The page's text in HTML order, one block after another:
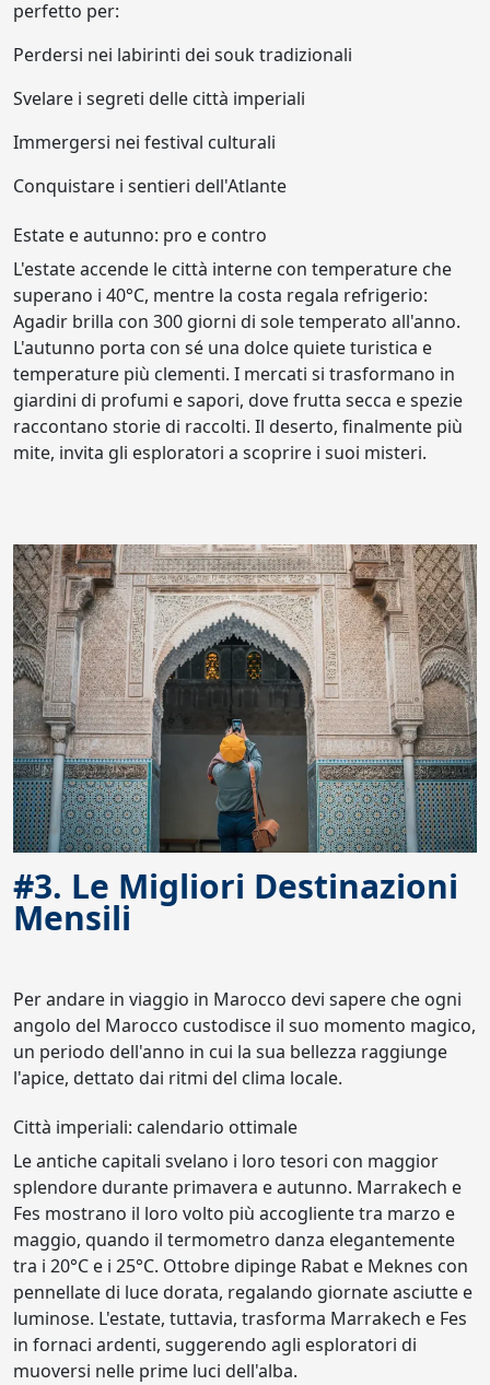
perfetto per:
Perdersi nei labirinti dei souk tradizionali
Svelare i segreti delle città imperiali
Immergersi nei festival culturali
Conquistare i sentieri dell'Atlante
Estate e autunno: pro e contro
L'estate accende le città interne con temperature che
superano i 40°C, mentre la costa regala refrigerio:
Agadir brilla con 300 giorni di sole temperato all'anno.
L'autunno porta con sé una dolce quiete turistica e
temperature più clementi. I mercati si trasformano in
giardini di profumi e sapori, dove frutta secca e spezie
raccontano storie di raccolti. Il deserto, finalmente più
mite, invita gli esploratori a scoprire i suoi misteri.
#3. Le Migliori Destinazioni
Mensili
Per andare in viaggio in Marocco devi sapere che ogni
angolo del Marocco custodisce il suo momento magico,
un periodo dell'anno in cui la sua bellezza raggiunge
l'apice, dettato dai ritmi del clima locale.
Città imperiali: calendario ottimale
Le antiche capitali svelano i loro tesori con maggior
splendore durante primavera e autunno. Marrakech e
Fes mostrano il loro volto più accogliente tra marzo e
maggio, quando il termometro danza elegantemente
tra i 20°C e i 25°C. Ottobre dipinge Rabat e Meknes con
pennellate di luce dorata, regalando giornate asciutte e
luminose. L'estate, tuttavia, trasforma Marrakech e Fes
in fornaci ardenti, suggerendo agli esploratori di
muoversi nelle prime luci dell'alba.